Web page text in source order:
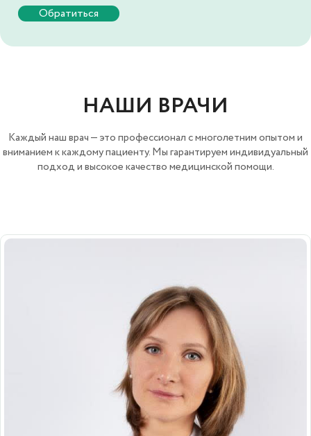
Обратиться
НАШИ ВРАЧИ
Каждый наш врач — это профессионал с многолетним опытом и
вниманием к каждому пациенту. Мы гарантируем индивидуальный
подход и высокое качество медицинской помощи.